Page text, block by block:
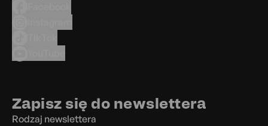
Zapisz się do newslettera
Rodzaj newslettera